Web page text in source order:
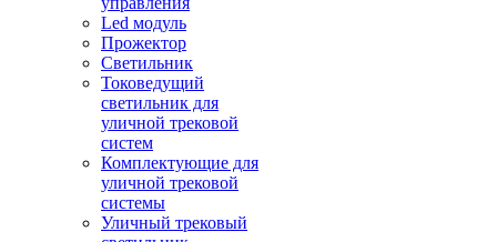
Led модуль
Прожектор
Светильник
Токоведущий
светильник для
уличной трековой
систем
Комплектующие для
уличной трековой
системы
Уличный трековый